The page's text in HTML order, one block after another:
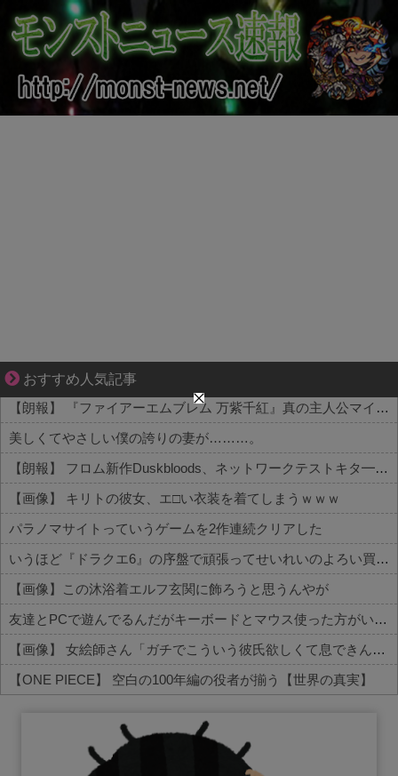
おすすめ人気記事
身近すぎる“厄介な人たち”が大集合！
【朗報】 『ファイアーエムブレム 万紫千紅』真の主人公マイユニはキャラメイクが可能
美しくてやさしい僕の誇りの妻が………。
【朗報】 フロム新作Duskbloods、ネットワークテストキタ━━━━(゜∀゜)━━━━!!
【画像】 キリトの彼女、エ□い衣装を着てしまうｗｗｗ
パラノマサイトっていうゲームを2作連続クリアした
いうほど『ドラクエ6』の序盤で頑張ってせいれいのよろい買うか？
【画像】この沐浴着エルフ玄関に飾ろうと思うんやが
友達とPCで遊んでるんだがキーボードとマウス使った方がいいゲームでも頑なにパッド使いたがる
【画像】 女絵師さん「ガチでこういう彼氏欲しくて息できん」→2000万view
【ONE PIECE】 空白の100年編の役者が揃う【世界の真実】